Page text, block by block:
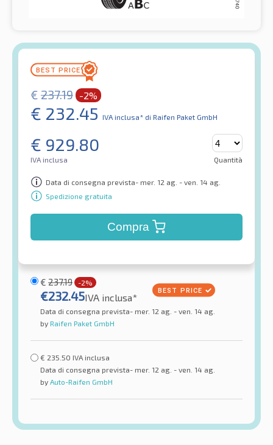
€ 237.19 -2%
€ 232.45 IVA inclusa* di Raifen Paket GmbH
€ 929.80
IVA inclusa Quantità
Data di consegna prevista- mer. 12 ag. - ven. 14 ag.
Spedizione gratuita
Compra
€ 237.19 -2%
€232.45IVA inclusa*
Data di consegna prevista- mer. 12 ag. - ven. 14 ag.
by Raifen Paket GmbH
€ 235.50 IVA inclusa
Data di consegna prevista- mer. 12 ag. - ven. 14 ag.
by Auto-Raifen GmbH